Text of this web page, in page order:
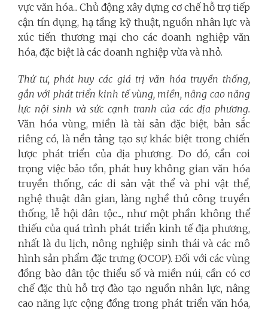
vực văn hóa... Chủ động xây dựng cơ chế hỗ trợ tiếp
cận tín dụng, hạ tầng kỹ thuật, nguồn nhân lực và
xúc tiến thương mại cho các doanh nghiệp văn
hóa, đặc biệt là các doanh nghiệp vừa và nhỏ.
Thứ tư, phát huy các giá trị văn hóa truyền thống,
gắn với phát triển kinh tế vùng, miền, nâng cao năng
lực nội sinh và sức cạnh tranh của các địa phương.
Văn hóa vùng, miền là tài sản đặc biệt, bản sắc
riêng có, là nền tảng tạo sự khác biệt trong chiến
lược phát triển của địa phương. Do đó, cần coi
trọng việc bảo tồn, phát huy không gian văn hóa
truyền thống, các di sản vật thể và phi vật thể,
nghệ thuật dân gian, làng nghề thủ công truyền
thống, lễ hội dân tộc..., như một phần không thể
thiếu của quá trình phát triển kinh tế địa phương,
nhất là du lịch, nông nghiệp sinh thái và các mô
hình sản phẩm đặc trưng (OCOP). Đối với các vùng
đồng bào dân tộc thiểu số và miền núi, cần có cơ
chế đặc thù hỗ trợ đào tạo nguồn nhân lực, nâng
cao năng lực cộng đồng trong phát triển văn hóa,